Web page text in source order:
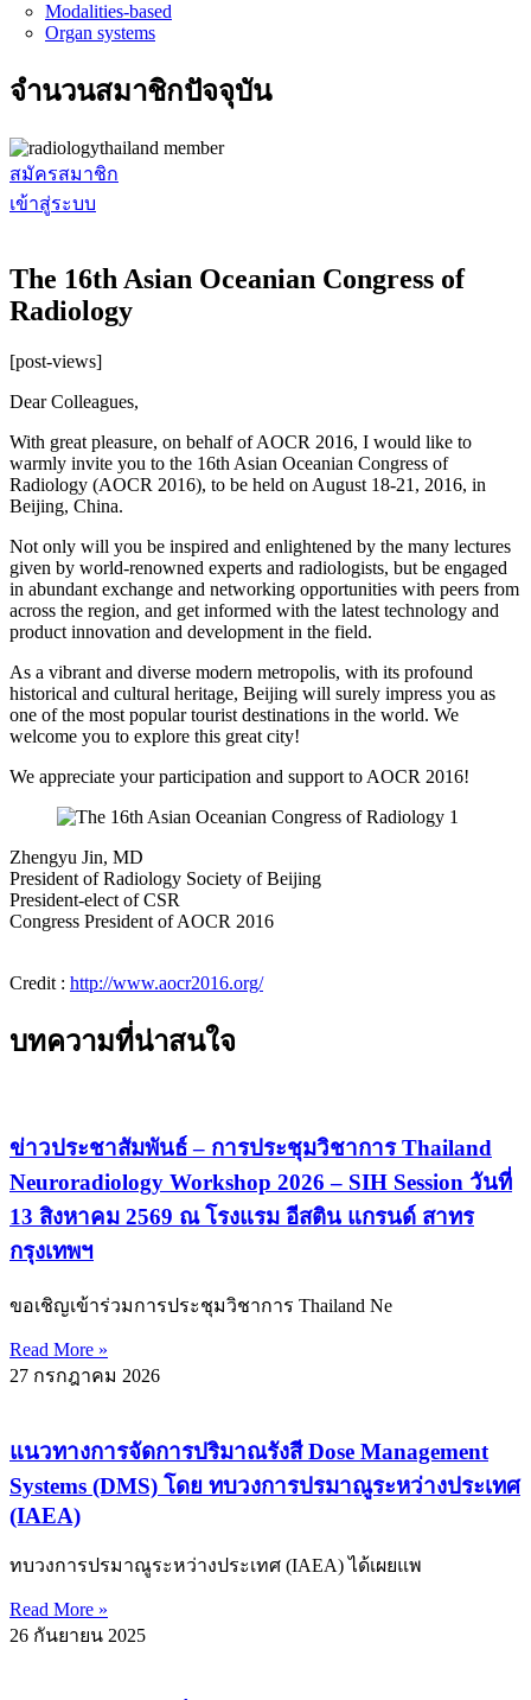
Modalities-based
Organ systems
จำนวนสมาชิกปัจจุบัน
สมัครสมาชิก
เข้าสู่ระบบ
The 16th Asian Oceanian Congress of
Radiology
[post-views]
Dear Colleagues,
With great pleasure, on behalf of AOCR 2016, I would like to
warmly invite you to the 16th Asian Oceanian Congress of
Radiology (AOCR 2016), to be held on August 18-21, 2016, in
Beijing, China.
Not only will you be inspired and enlightened by the many lectures
given by world-renowned experts and radiologists, but be engaged
in abundant exchange and networking opportunities with peers from
across the region, and get informed with the latest technology and
product innovation and development in the field.
As a vibrant and diverse modern metropolis, with its profound
historical and cultural heritage, Beijing will surely impress you as
one of the most popular tourist destinations in the world. We
welcome you to explore this great city!
We appreciate your participation and support to AOCR 2016!
Zhengyu Jin, MD
President of Radiology Society of Beijing
President-elect of CSR
Congress President of AOCR 2016
Credit : http://www.aocr2016.org/
บทความที่น่าสนใจ
ข่าวประชาสัมพันธ์ – การประชุมวิชาการ Thailand
Neuroradiology Workshop 2026 – SIH Session วันที่
13 สิงหาคม 2569 ณ โรงแรม อีสติน แกรนด์ สาทร
กรุงเทพฯ
ขอเชิญเข้าร่วมการประชุมวิชาการ Thailand Ne
Read More »
27 กรกฎาคม 2026
แนวทางการจัดการปริมาณรังสี Dose Management
Systems (DMS) โดย ทบวงการปรมาณูระหว่างประเทศ
(IAEA)
ทบวงการปรมาณูระหว่างประเทศ (IAEA) ได้เผยแพ
Read More »
26 กันยายน 2025